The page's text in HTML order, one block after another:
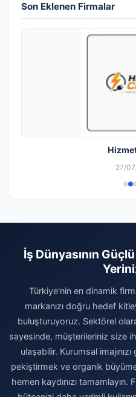
Son Eklenen Firmalar
27/
İş Dünyasının
Türkiye'nin en dinamik
markanızı doğru hedef
buluşturuyoruz. Sektörel
sayesinde, müşterileriniz size
ulaşabilir. Kurumsal
pekiştirmek ve organik
hemen kaydınızı tamamlayın.